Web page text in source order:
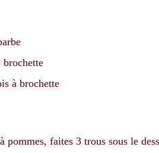
brochette
à brochette
pommes, faites 3 trous sous le